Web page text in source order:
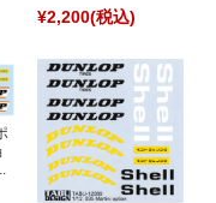
¥2,200(税込)